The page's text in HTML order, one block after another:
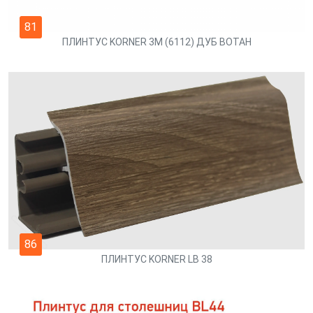
81
ПЛИНТУС KORNER 3М (6112) ДУБ ВОТАН
86
ПЛИНТУС KORNER LB 38